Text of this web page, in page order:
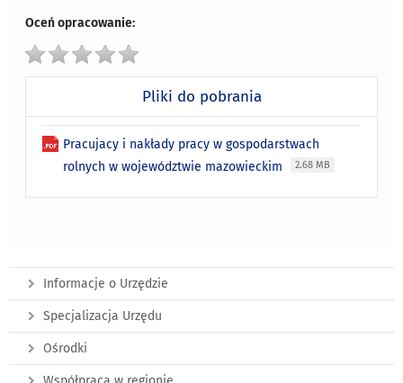
Oceń opracowanie:
Pliki do pobrania
Pracujacy i nakłady pracy w gospodarstwach
rolnych w województwie mazowieckim
2.68 MB
Informacje o Urzędzie
Specjalizacja Urzędu
Ośrodki